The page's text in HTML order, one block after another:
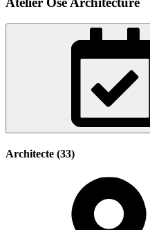
Architecte (33)